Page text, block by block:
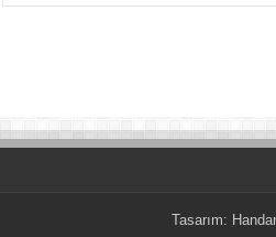
Tasarım: